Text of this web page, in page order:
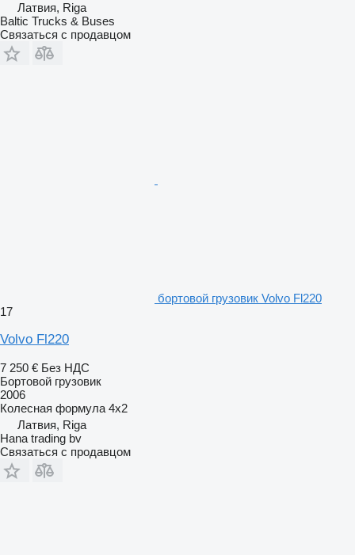
Латвия, Riga
Baltic Trucks & Buses
Связаться с продавцом
бортовой грузовик Volvo Fl220
17
Volvo Fl220
7 250 € Без НДС
Бортовой грузовик
2006
Колесная формула 4x2
Латвия, Riga
Hana trading bv
Связаться с продавцом